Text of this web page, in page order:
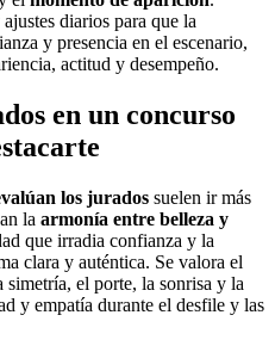
diarios para que la
y presencia en el escenario,
actitud y desempeño.
en un concurso
los jurados suelen ir más
la armonía entre belleza y
que irradia confianza y la
clara y auténtica. Se valora el
el porte, la sonrisa y la
y empatía durante el desfile y las